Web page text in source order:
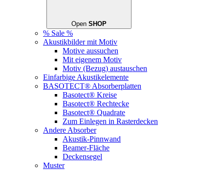
Open SHOP
% Sale %
Akustikbilder mit Motiv
Motive aussuchen
Mit eigenem Motiv
Motiv (Bezug) austauschen
Einfarbige Akustikelemente
BASOTECT® Absorberplatten
Basotect® Kreise
Basotect® Rechtecke
Basotect® Quadrate
Zum Einlegen in Rasterdecken
Andere Absorber
Akustik-Pinnwand
Beamer-Fläche
Deckensegel
Muster